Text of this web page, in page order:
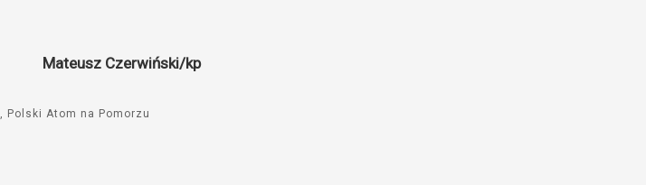
dołu
Mateusz Czerwiński/kp
Polski Atom na Pomorzu